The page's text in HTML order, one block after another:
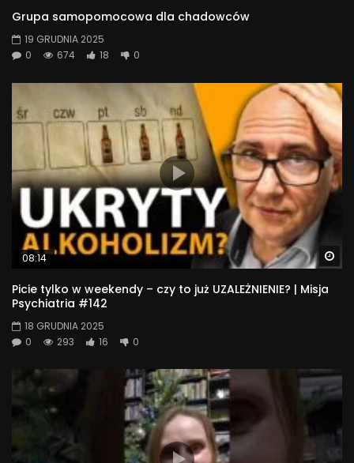
Grupa samopomocowa dla chadowców
19 GRUDNIA 2025
0
674 18 0
08:14
Picie tylko w weekendy – czy to już UZALEŻNIENIE? | Misja
Psychiatria #142
18 GRUDNIA 2025
0
293 16 0